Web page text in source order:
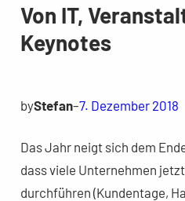
Von IT,
Keynotes
byStefan–7. Dezember 2018
Das Jahr neigt sich dem
dass viele Unternehmen
durchführen (Kundentage,